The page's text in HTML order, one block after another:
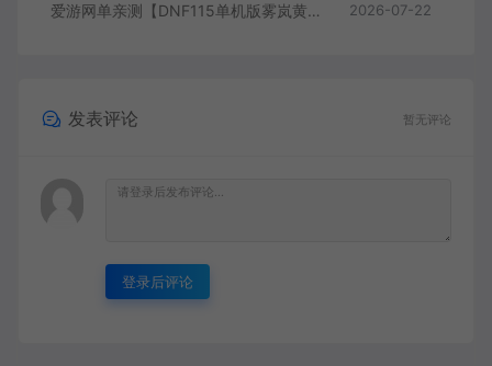
爱游网单亲测【DNF115单机版雾岚黄昏战】最新整理带魔枪三职业 女鬼剑 女圣职者 男鬼剑女格斗新模型 美神 雾岚副本 太初装备 快捷内辅 虚拟机一键端 视频安装教学 2026-07-22
发表评论 暂无评论
登录后评论